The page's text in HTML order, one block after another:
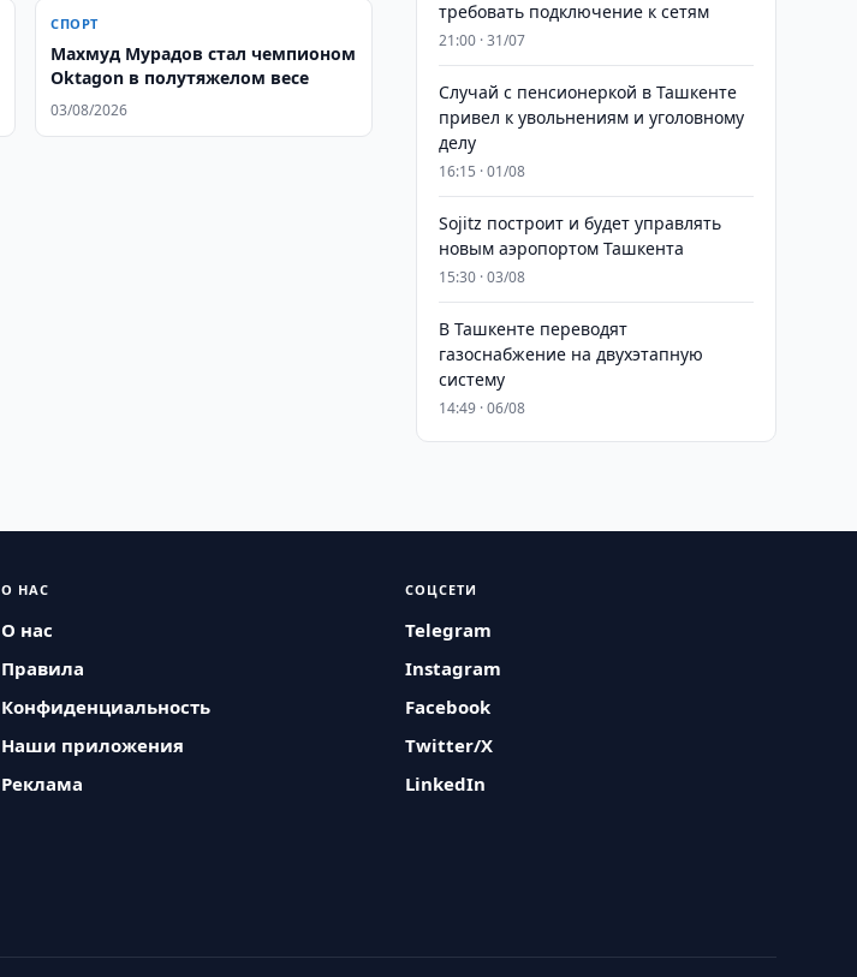
СПОРТ
Махмуд Мурадов стал чемпионом
Oktagon в полутяжелом весе
03/08/2026
требовать подключение к сетям
21:00 · 31/07
Случай с пенсионеркой в Ташкенте
привел к увольнениям и уголовному
делу
16:15 · 01/08
Sojitz построит и будет управлять
новым аэропортом Ташкента
15:30 · 03/08
В Ташкенте переводят
газоснабжение на двухэтапную
систему
14:49 · 06/08
О НАС
О нас
Правила
Конфиденциальность
Наши приложения
Реклама
СОЦСЕТИ
Telegram
Instagram
Facebook
Twitter/X
LinkedIn